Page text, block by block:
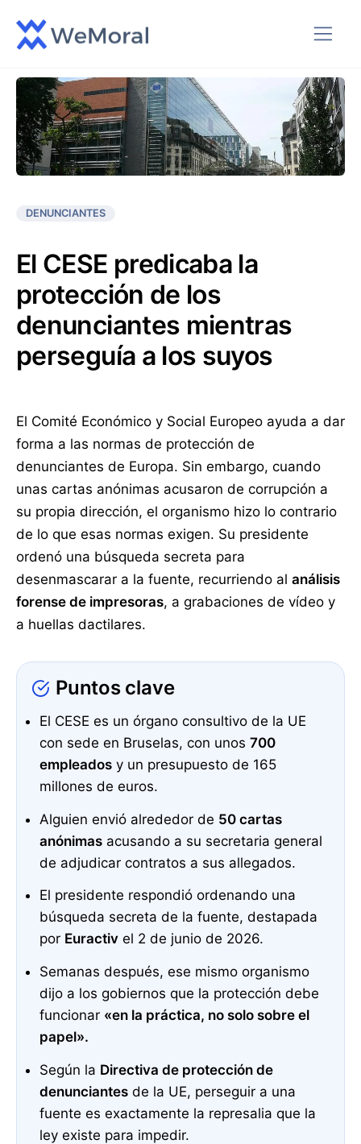
DENUNCIANTES
El CESE predicaba la
protección de los
denunciantes mientras
perseguía a los suyos
El Comité Económico y Social Europeo ayuda a dar
forma a las normas de protección de
denunciantes de Europa. Sin embargo, cuando
unas cartas anónimas acusaron de corrupción a
su propia dirección, el organismo hizo lo contrario
de lo que esas normas exigen. Su presidente
ordenó una búsqueda secreta para
desenmascarar a la fuente, recurriendo al análisis
forense de impresoras, a grabaciones de vídeo y
a huellas dactilares.
Puntos clave
El CESE es un órgano consultivo de la UE
con sede en Bruselas, con unos 700
empleadosy un presupuesto de 165
millones de euros.
Alguien envió alrededor de 50 cartas
anónimasacusando a su secretaria general
de adjudicar contratos a sus allegados.
El presidente respondió ordenando una
búsqueda secreta de la fuente, destapada
por Euractivel 2 de junio de 2026.
Semanas después, ese mismo organismo
dijo a los gobiernos que la protección debe
funcionar «en la práctica, no solo sobre el
papel».
Según la Directiva de protección de
denunciantesde la UE, perseguir a una
fuente es exactamente la represalia que la
ley existe para impedir.